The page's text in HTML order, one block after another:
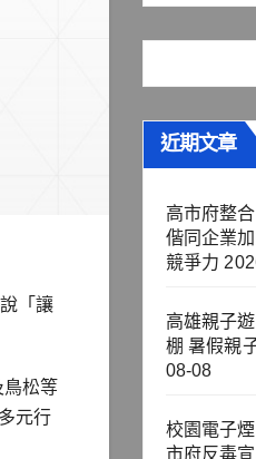
「讓
松等
元行
近期文章
高市府整
偕同企業
競爭力
高雄親子
棚 暑假親
08-08
校園電子
市府反毒